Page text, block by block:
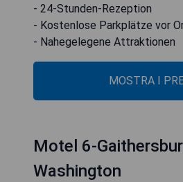
- 24-Stunden-Rezeption
- Kostenlose Parkplätze vor
- Nahegelegene Attraktionen
MOSTRA I
Motel 6-
Washington